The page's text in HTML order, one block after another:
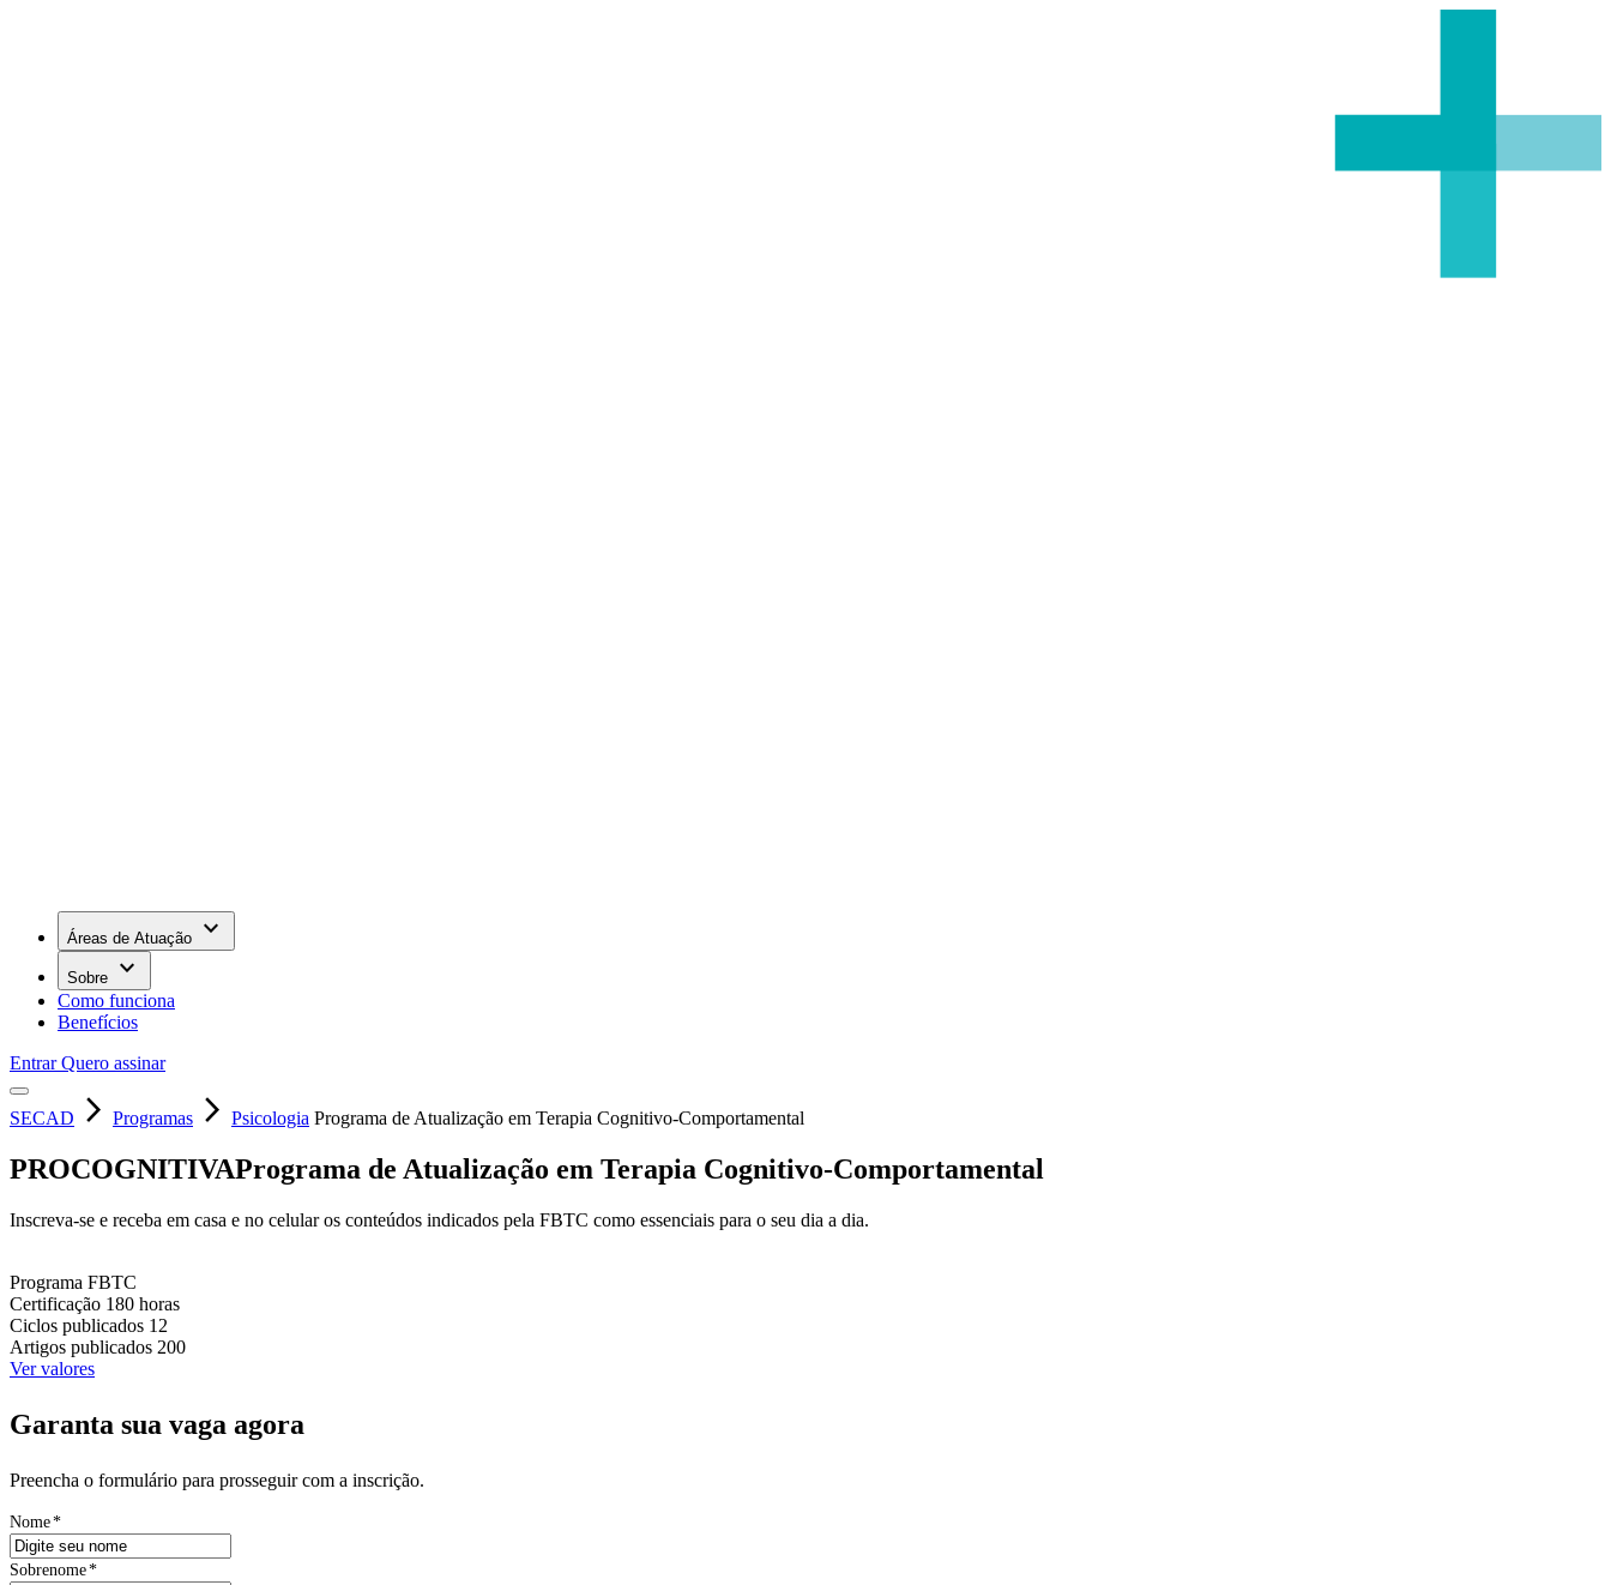
Áreas de Atuação keyboard_arrow_down
Sobre keyboard_arrow_down
Como funciona
Benefícios
EntrarQuero assinar
SECAD arrow_forward_ios Programas arrow_forward_ios Psicologia Programa de Atualização em Terapia Cognitivo-Comportamental
PROCOGNITIVAPrograma de Atualização em Terapia Cognitivo-Comportamental
Inscreva-se e receba em casa e no celular os conteúdos indicados pela FBTC como essenciais para o seu dia a dia.
Programa FBTC
Certificação 180 horas
Ciclos publicados 12
Artigos publicados 200
Ver valores
Garanta sua vaga agora
Preencha o formulário para prosseguir com a inscrição.
Nome*
Sobrenome*